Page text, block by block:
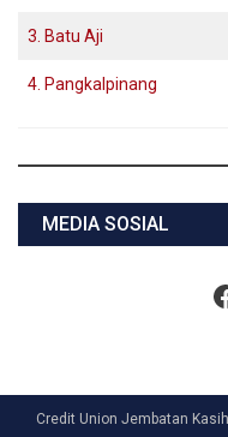
3. Batu Aji
4. Pangkalpinang
MEDIA SOSIAL
Credit Union Jembatan